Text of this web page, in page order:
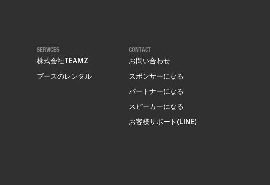
SERVICES
株式会社TEAMZ
ブースのレンタル
CONTACT
お問い合わせ
スポンサーになる
パートナーになる
スピーカーになる
お客様サポート(LINE)